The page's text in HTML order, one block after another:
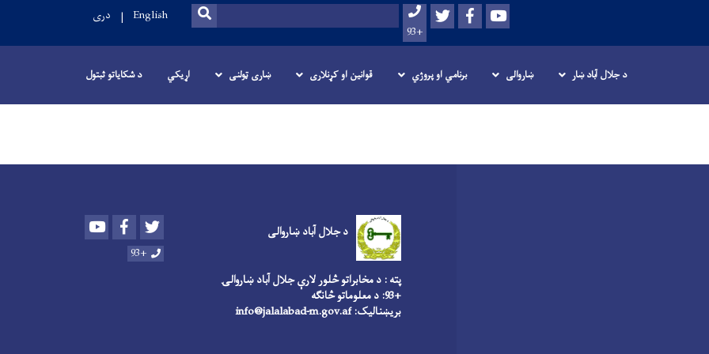
منځپانګه
دانګل
Youtube
Facebook
Twitter
+93
لټون SEARCH
English دری
د جلال آباد ښار ښاروالی برنامي او پروژي قوانین او کړنلاری ښاری ټولنی اړیکي د شکایاتو ثبتول
د جلال آباد ښاروالی Youtube Facebook
+93
پته : د مخابراتو څلور لارې جلال آباد ښاروالۍ
+93: د معلوماتو څانګه
بریښنالیک: info@jalalabad-m.gov.af